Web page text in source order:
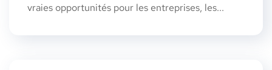
vraies opportunités pour les entreprises, les...